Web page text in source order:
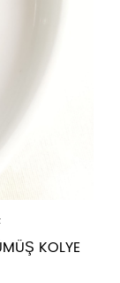
KOLYE